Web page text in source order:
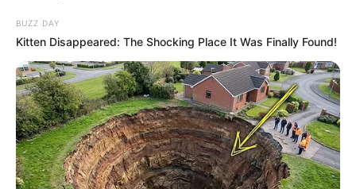
BUZZ DAY
Kitten Disappeared: The Shocking Place It Was Finally Found!